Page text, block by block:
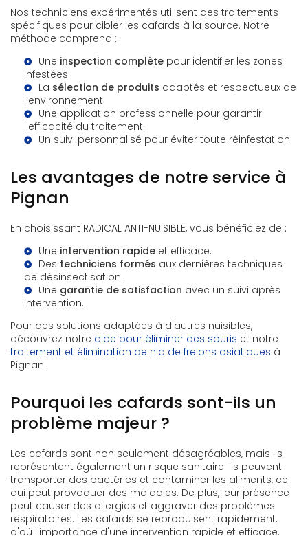
Nos techniciens expérimentés utilisent des traitements
spécifiques pour cibler les cafards à la source. Notre
méthode comprend :
Une inspection complète pour identifier les zones
infestées.
La sélection de produits adaptés et respectueux de
l'environnement.
Une application professionnelle pour garantir
l'efficacité du traitement.
Un suivi personnalisé pour éviter toute réinfestation.
Les avantages de notre service à
Pignan
En choisissant RADICAL ANTI-NUISIBLE, vous bénéficiez de :
Une intervention rapide et efficace.
Des techniciens formés aux dernières techniques
de désinsectisation.
Une garantie de satisfaction avec un suivi après
intervention.
Pour des solutions adaptées à d'autres nuisibles,
découvrez notre aide pour éliminer des souris et notre
traitement et élimination de nid de frelons asiatiques à
Pignan.
Pourquoi les cafards sont-ils un
problème majeur ?
Les cafards sont non seulement désagréables, mais ils
représentent également un risque sanitaire. Ils peuvent
transporter des bactéries et contaminer les aliments, ce
qui peut provoquer des maladies. De plus, leur présence
peut causer des allergies et aggraver des problèmes
respiratoires. Les cafards se reproduisent rapidement,
d'où l'importance d'une intervention rapide et efficace.